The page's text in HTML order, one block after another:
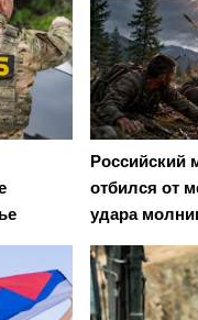
Российский
отбился от
удара